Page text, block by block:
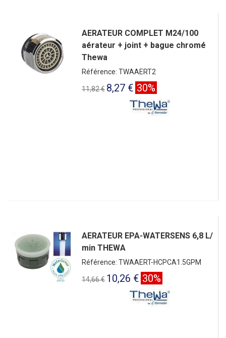
AERATEUR COMPLET M24/100
aérateur + joint + bague chromé
Thewa
Référence: TWAAERT2
11,82 € 8,27 € 30%
AERATEUR EPA-WATERSENS 6,8 L/
min THEWA
Référence: TWAAERT-HCPCA1.5GPM
14,66 € 10,26 € 30%